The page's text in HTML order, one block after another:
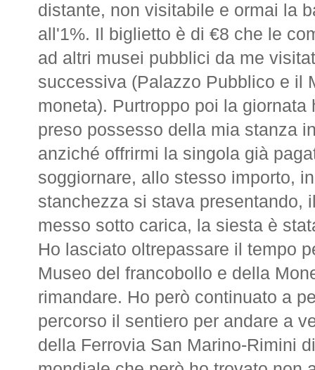
distante, non visitabile e ormai la
all'1%. Il biglietto è di €8 che le
ad altri musei pubblici da me
successiva (Palazzo Pubblico e il
moneta). Purtroppo poi la
preso possesso della mia stanza
anziché offrirmi la singola già
soggiornare, allo stesso importo,
stanchezza si stava presentando,
messo sotto carica, la siesta è
Ho lasciato oltrepassare il tempo
Museo del francobollo e della
rimandare. Ho però continuato a
percorso il sentiero per andare a
della Ferrovia San Marino-Rimini